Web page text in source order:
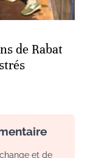
de Rabat
et de